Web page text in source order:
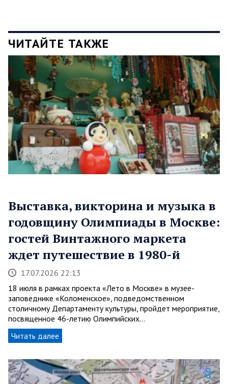
ЧИТАЙТЕ ТАКЖЕ
Выставка, викторина и музыка в
годовщину Олимпиады в Москве:
гостей Винтажного маркета
ждет путешествие в 1980-й
17.07.2026 22:13
18 июля в рамках проекта «Лето в Москве» в музее-
заповеднике «Коломенское», подведомственном
столичному Департаменту культуры, пройдет мероприятие,
посвященное 46-летию Олимпийских…
Читать далее